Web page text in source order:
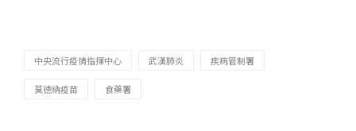
中央流行疫情指揮中心 武漢肺炎 疾病管制署
莫德納疫苗 食藥署